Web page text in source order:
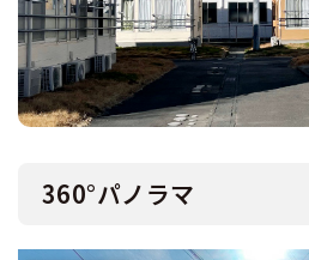
360°パノラマ